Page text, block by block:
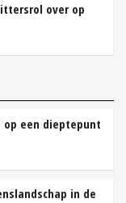
over op
een dieptepunt
in de